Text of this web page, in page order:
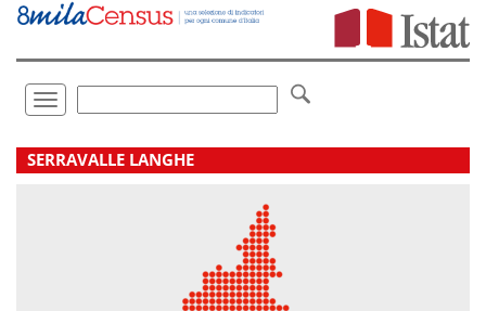
Vai
direttamente
Toggle
navigation
.
SERRAVALLE LANGHE